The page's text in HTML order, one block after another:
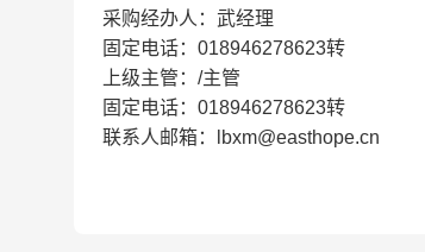
采购经办人：武经理
固定电话：018946278623转
上级主管：/主管
固定电话：018946278623转
联系人邮箱：lbxm@easthope.cn